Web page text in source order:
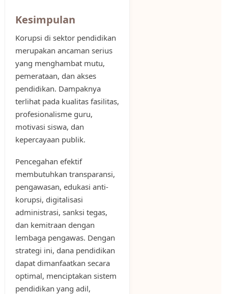
Kesimpulan
Korupsi di sektor pendidikan
merupakan ancaman serius
yang menghambat mutu,
pemerataan, dan akses
pendidikan. Dampaknya
terlihat pada kualitas fasilitas,
profesionalisme guru,
motivasi siswa, dan
kepercayaan publik.
Pencegahan efektif
membutuhkan transparansi,
pengawasan, edukasi anti-
korupsi, digitalisasi
administrasi, sanksi tegas,
dan kemitraan dengan
lembaga pengawas. Dengan
strategi ini, dana pendidikan
dapat dimanfaatkan secara
optimal, menciptakan sistem
pendidikan yang adil,